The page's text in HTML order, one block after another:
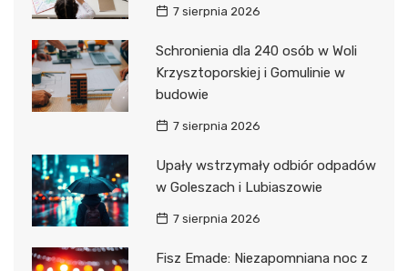
7 sierpnia 2026
Schronienia dla 240 osób w Woli
Krzysztoporskiej i Gomulinie w
budowie
7 sierpnia 2026
Upały wstrzymały odbiór odpadów
w Goleszach i Lubiaszowie
7 sierpnia 2026
Fisz Emade: Niezapomniana noc z